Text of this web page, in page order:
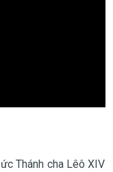
Thánh cha Lêô XIV